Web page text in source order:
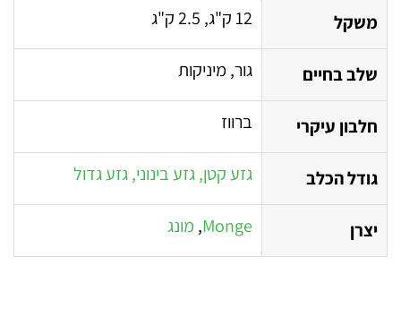
משקל 12 ק"ג, 2.5 ק"ג
שלב בחיים גור, מיניקות
חלבון עיקרי ברווז
גודל הכלב גזע קטן, גזע בינוני, גזע גדול
יצרן Monge
, מונג